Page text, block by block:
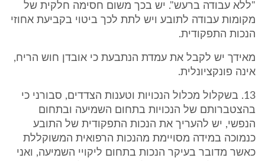
"ללא עבודה ברעש". יש בכך משום חסימה חלקית של
מקומות עבודה לתובע ויש לתת לכך ביטוי בקביעת אחוזי
הנכות התפקודית.
מאידך יש לקבל את עמדת הנתבעת כי אובדן חוש הריח,
אינה פונקציונלית.
13. בשקלול מכלול הנכויות וטענות הצדדים, סבורני כי
בהצטברותם של הנכויות בתחום השמיעה ובתחום
הנפשי, יש להעריך את הנכות התפקודית של התובע
כנמוכה במידה מסויימת מהנכות הרפואית המשוקללת
כאשר מדובר בעיקר הנכות בתחום ליקויי השמיעה, ואני